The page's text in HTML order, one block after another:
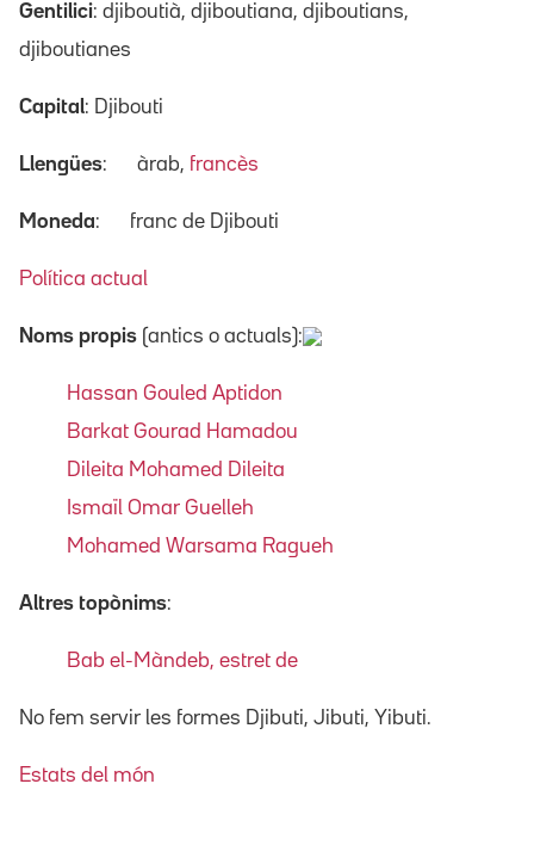
Gentilici: djiboutià, djiboutiana, djiboutians,
djiboutianes
Capital: Djibouti
Llengües: àrab, francès
Moneda: franc de Djibouti
Política actual
Noms propis (antics o actuals):
Hassan Gouled Aptidon
Barkat Gourad Hamadou
Dileita Mohamed Dileita
Ismaïl Omar Guelleh
Mohamed Warsama Ragueh
Altres topònims:
Bab el-Màndeb, estret de
No fem servir les formes Djibuti, Jibuti, Yibuti.
Estats del món